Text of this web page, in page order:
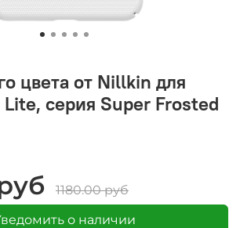
цвета от Nillkin для
Lite, серия Super Frosted
1180.00 руб
о наличии